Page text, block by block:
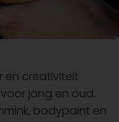
en creativiteit
jong en oud.
bodypaint en